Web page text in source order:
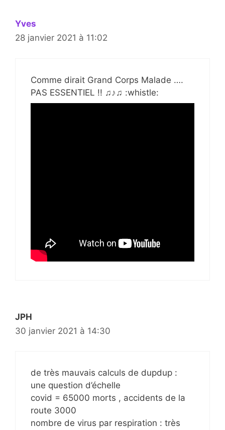
Yves
28 janvier 2021 à 11:02
Comme dirait Grand Corps Malade ….
PAS ESSENTIEL !! ♫♪♫ :whistle:
JPH
30 janvier 2021 à 14:30
de très mauvais calculs de dupdup :
une question d’échelle
covid = 65000 morts , accidents de la
route 3000
nombre de virus par respiration : très